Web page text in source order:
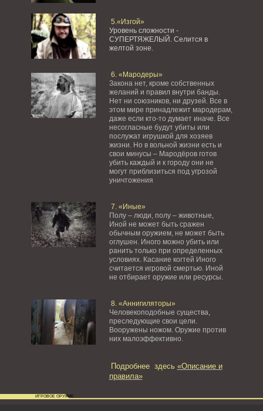
5.«Изгой»
Уровень сложности -
СУПЕРТЯЖЕЛЫЙ. Селится в
желтой зоне.
6. «Мародеры»
Закона нет, кроме собственных
желаний и правил внутри банды.
Нет ни союзников, ни друзей. Все в
этом мире принадлежит мародерам,
даже если кто-то думает иначе. Все
несогласные будут убиты или
послужат игрушкой для хозяев
жизни. Но в вольной жизни есть и
свои минусы – Мародёров готов
убить каждый и к городу они не
могут приблизиться под угрозой
уничтожения
7. «Иные»
Полу – люди, полу – животные,
Иной не может быть сражен
обычным оружием, не может быть
оглушен. Иного можно убить или
ранить только при определенных
условиях. Касание когтей Иного
считается игровой смертью. Иной
не отбирает оружие или ресурсы.
8. «Аннигиляторы»
Человекоподобные существа,
преследующие свои цели.
Вооружены ножом. Оружие против
них малоэффективно.
Подробнее здесь «Описание и
правила»
ИГРОВОЕ ОРУЖИЕ